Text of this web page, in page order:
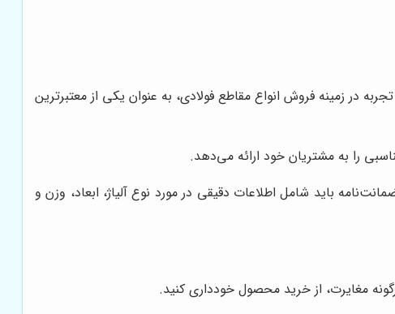
در زمینه فروش انواع مقاطع فولادی، به عنوان یکی از معتبرترین
را به مشتریان خود ارائه می‌دهد.
باید شامل اطلاعات دقیقی در مورد نوع آلیاژ، ابعاد، وزن و
مغایرت، از خرید محصول خودداری کنید.